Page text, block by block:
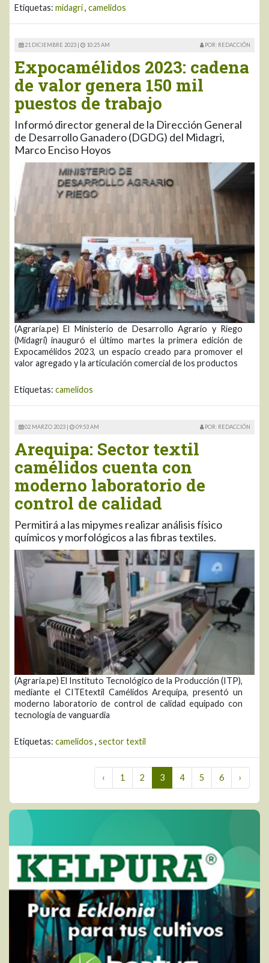
Etiquetas: midagri, camelidos
21 DICIEMBRE 2023 | 10:25 AM POR: REDACCIÓN
Expocamélidos 2023: cadena
de valor genera 150 mil
puestos de trabajo
Informó director general de la Dirección General
de Desarrollo Ganadero (DGDG) del Midagri,
Marco Enciso Hoyos
(Agraria.pe) El Ministerio de Desarrollo Agrario y Riego
(Midagri) inauguró el último martes la primera edición de
Expocamélidos 2023, un espacio creado para promover el
valor agregado y la articulación comercial de los productos
Etiquetas: camelidos
02 MARZO 2023 | 09:53 AM POR: REDACCIÓN
Arequipa: Sector textil
camélidos cuenta con
moderno laboratorio de
control de calidad
Permitirá a las mipymes realizar análisis físico
químicos y morfológicos a las fibras textiles.
(Agraria.pe) El Instituto Tecnológico de la Producción (ITP),
mediante el CITEtextil Camélidos Arequipa, presentó un
moderno laboratorio de control de calidad equipado con
tecnología de vanguardia
Etiquetas: camelidos , sector textil
‹ 1 2 3 4 5 6 ›